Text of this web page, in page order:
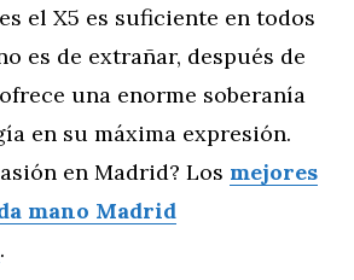
el X5 es suficiente en todos
es de extrañar, después de
una enorme soberanía
en su máxima expresión.
en Madrid? Los mejores
mano Madrid
.